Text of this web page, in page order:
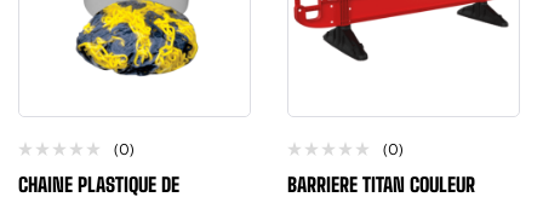
(0)
CHAINE PLASTIQUE DE
(0)
BARRIERE TITAN COULEUR